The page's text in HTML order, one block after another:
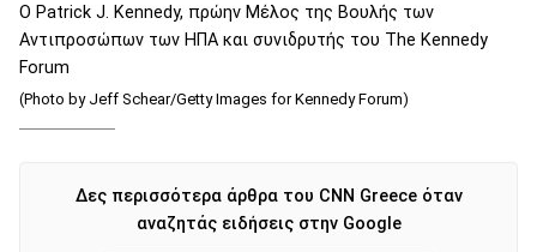
Ο Patrick J. Kennedy, πρώην Μέλος της Βουλής των
Αντιπροσώπων των ΗΠΑ και συνιδρυτής του The Kennedy
Forum
(Photo by Jeff Schear/Getty Images for Kennedy Forum)
Δες περισσότερα άρθρα του CNN Greece όταν
αναζητάς ειδήσεις στην Google